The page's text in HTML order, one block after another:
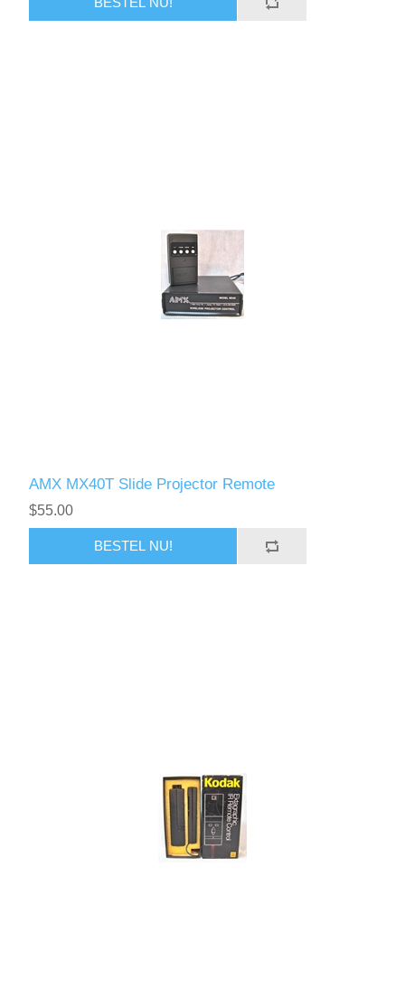
AMX MX40T Slide Projector Remote
$55.00
BESTEL NU!